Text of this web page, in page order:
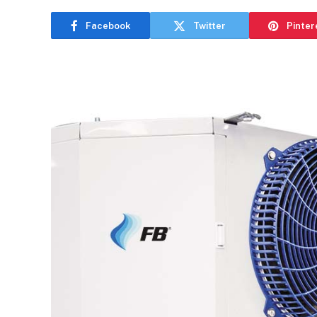
Facebook Twitter